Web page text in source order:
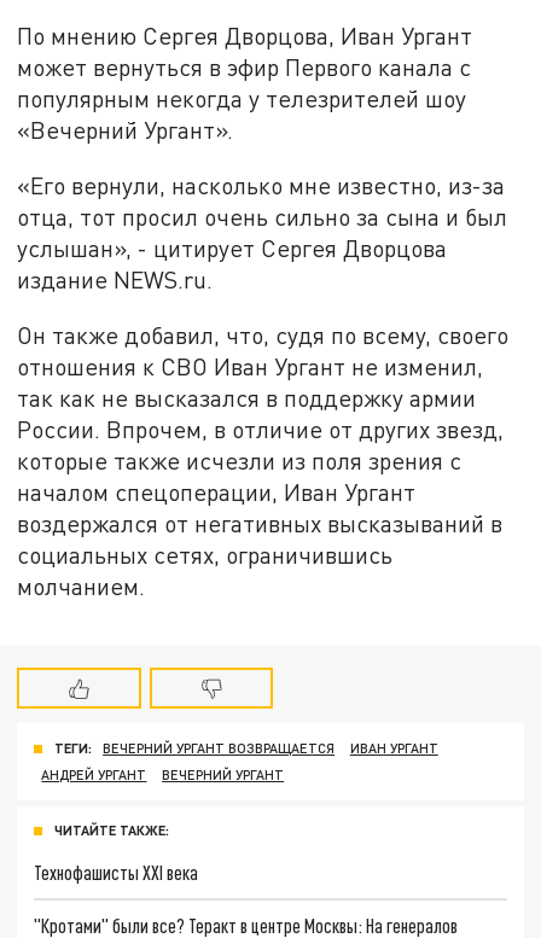
По мнению Сергея Дворцова, Иван Ургант
может вернуться в эфир Первого канала с
популярным некогда у телезрителей шоу
«Вечерний Ургант».
«Его вернули, насколько мне известно, из-за
отца, тот просил очень сильно за сына и был
услышан», - цитирует Сергея Дворцова
издание NEWS.ru.
Он также добавил, что, судя по всему, своего
отношения к СВО Иван Ургант не изменил,
так как не высказался в поддержку армии
России. Впрочем, в отличие от других звезд,
которые также исчезли из поля зрения с
началом спецоперации, Иван Ургант
воздержался от негативных высказываний в
социальных сетях, ограничившись
молчанием.
ТЕГИ: ВЕЧЕРНИЙ УРГАНТ ВОЗВРАЩАЕТСЯ
ИВАН УРГАНТ
АНДРЕЙ УРГАНТ
ВЕЧЕРНИЙ УРГАНТ
ЧИТАЙТЕ ТАКЖЕ:
Технофашисты XXI века
"Кротами" были все? Теракт в центре Москвы: На генералов